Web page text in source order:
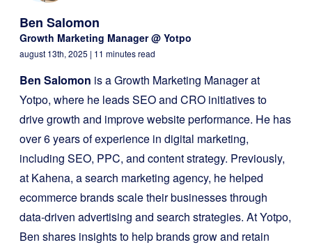
Ben Salomon
Growth Marketing Manager @ Yotpo
august 13th, 2025 | 11 minutes read
Ben Salomon is a Growth Marketing Manager at
Yotpo, where he leads SEO and CRO initiatives to
drive growth and improve website performance. He has
over 6 years of experience in digital marketing,
including SEO, PPC, and content strategy. Previously,
at Kahena, a search marketing agency, he helped
ecommerce brands scale their businesses through
data-driven advertising and search strategies. At Yotpo,
Ben shares insights to help brands grow and retain